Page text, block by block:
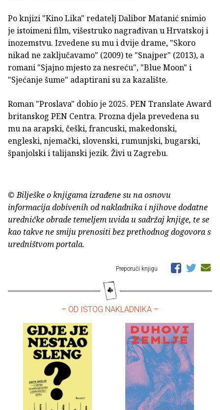
Po knjizi "Kino Lika" redatelj Dalibor Matanić snimio
je istoimeni film, višestruko nagrađivan u Hrvatskoj i
inozemstvu. Izvedene su mu i dvije drame, "Skoro
nikad ne zaključavamo" (2009) te "Snajper" (2013), a
romani "Sjajno mjesto za nesreću", "Blue Moon" i
"Sjećanje šume" adaptirani su za kazalište.
Roman "Proslava" dobio je 2025. PEN Translate Award
britanskog PEN Centra. Prozna djela prevedena su
mu na arapski, češki, francuski, makedonski,
engleski, njemački, slovenski, rumunjski, bugarski,
španjolski i talijanski jezik. Živi u Zagrebu.
© Bilješke o knjigama izrađene su na osnovu
informacija dobivenih od nakladnika i njihove dodatne
uredničke obrade temeljem uvida u sadržaj knjige, te se
kao takve ne smiju prenositi bez prethodnog dogovora s
uredništvom portala.
Preporuči knjigu
– OD ISTOG NAKLADNIKA –